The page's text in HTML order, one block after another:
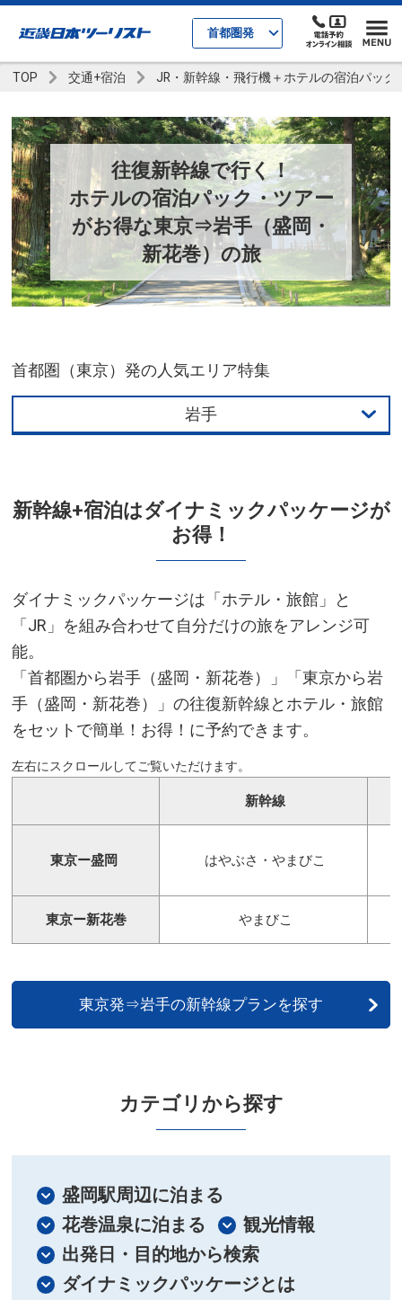
首都圏発
TOP 交通+宿泊 JR・新幹線・飛行機＋ホテルの宿泊パック
往復新幹線で行く！
ホテルの宿泊パック・ツアー
がお得な東京⇒岩手（盛岡・
新花巻）の旅
首都圏（東京）発の人気エリア特集
岩手
青森
岩手
新潟
長野
富山
大阪
香川
広島
福岡
新幹線+宿泊はダイナミックパッケージが
お得！
ダイナミックパッケージは「ホテル・旅館」と
「JR」を組み合わせて自分だけの旅をアレンジ可
能。
「首都圏から岩手（盛岡・新花巻）」「東京から岩
手（盛岡・新花巻）」の往復新幹線とホテル・旅館
をセットで簡単！お得！に予約できます。
新幹線
東京ー盛岡 はやぶさ・やまびこ
東京ー新花巻 やまびこ
東京発⇒岩手の新幹線プランを探す
カテゴリから探す
盛岡駅周辺に泊まる
花巻温泉に泊まる
観光情報
出発日・目的地から検索
ダイナミックパッケージとは